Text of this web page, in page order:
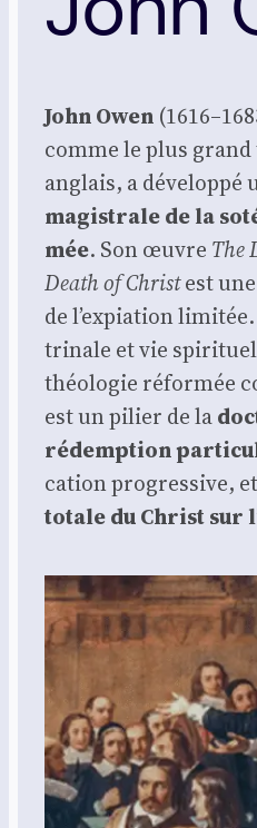
John Owen
comme le plus
anglais, a déve­lop­pé
magis­trale de la
mée. Son œuvre The
Death of Christest
de l’expiation
tri­nale et vie
théo­lo­gie réfor­mée
est un pilier de la
rédemp­tion
ca­tion pro­gres­sive,
totale du Christ sur